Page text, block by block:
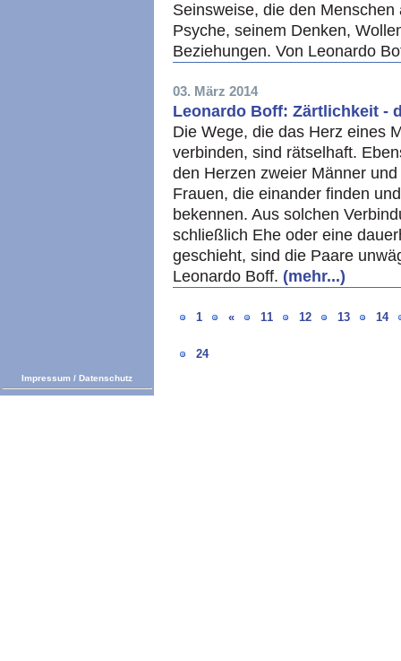
Seinsweise, die den
Psyche, seinem Denken,
Beziehungen. Von Leonardo
03. März 2014
Leonardo Boff: Zärtlichkeit -
Die Wege, die das Herz eines
verbinden, sind rätselhaft.
den Herzen zweier Männer
Frauen, die einander finden
bekennen. Aus solchen
schließlich Ehe oder eine
geschieht, sind die Paare
Leonardo Boff. (mehr...)
1 « 11 12 13 14
24
Impressum / Datenschutz